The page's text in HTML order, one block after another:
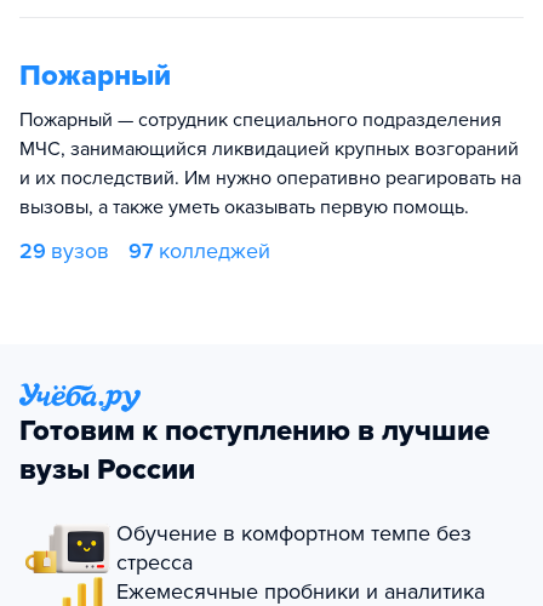
Пожарный
Пожарный — сотрудник специального подразделения
МЧС, занимающийся ликвидацией крупных возгораний
и их последствий. Им нужно оперативно реагировать на
вызовы, а также уметь оказывать первую помощь.
29 вузов 97 колледжей
Готовим к поступлению в лучшие
вузы России
Обучение в комфортном темпе без
стресса
Ежемесячные пробники и аналитика